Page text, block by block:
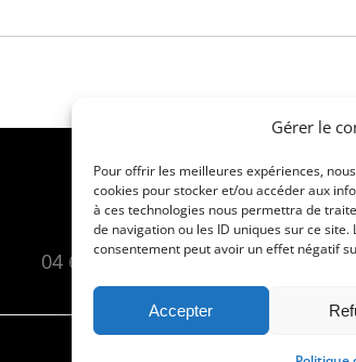
Gérer le
Pour offrir les meilleures expériences,
cookies pour stocker et/ou accéder aux
à ces technologies nous permettra de
de navigation ou les ID uniques sur ce
consentement peut avoir un effet négatif
Accepter
04 66 88 01 05